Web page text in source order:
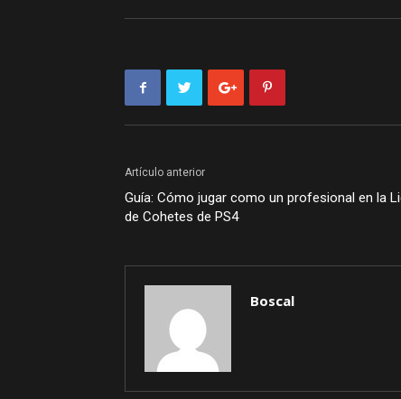
Artículo anterior
Guía: Cómo jugar como un profesional en la
de Cohetes de PS4
Boscal